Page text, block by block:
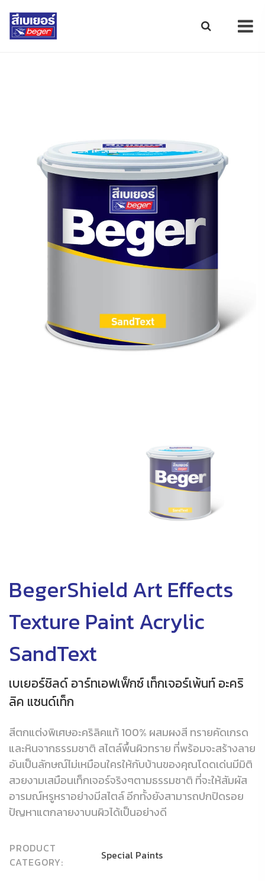
BegerShield Art Effects
Texture Paint Acrylic
SandText
เบเยอร์ชิลด์ อาร์ทเอฟเฟ็กซ์ เท็กเจอร์เพ้นท์ อะคริ
ลิค แซนด์เท็ก
สีตกแต่งพิเศษอะคริลิคแท้ 100% ผสมผงสี ทรายคัดเกรด
และหินจากธรรมชาติ สไตล์พื้นผิวทราย ที่พร้อมจะสร้างลาย
อันเป็นลักษณ์ไม่เหมือนใครให้กับบ้านของคุณโดดเด่นมีมิติ
สวยงามเสมือนเท็กเจอร์จริงๆตามธรรมชาติ ที่จะให้สัมผัส
อารมณ์หรูหราอย่างมีสไตล์ อีกทั้งยังสามารถปกปิดรอย
ปัญหาแตกลายงาบนผิวได้เป็นอย่างดี
PRODUCT
CATEGORY:
Special Paints